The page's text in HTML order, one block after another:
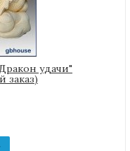
удачи"
заказ)